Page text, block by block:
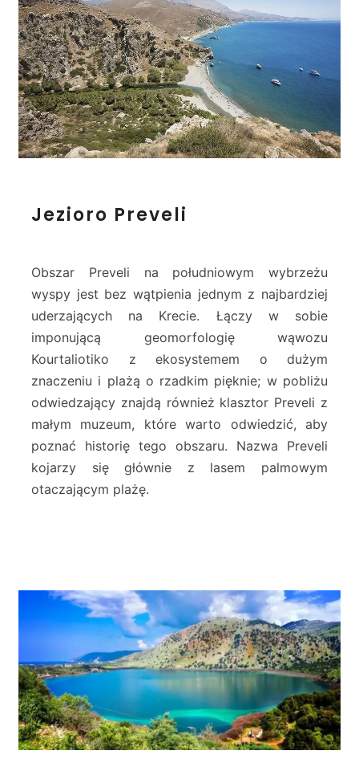
o
r
o
P
r
e
v
l
Jezioro Preveli
Obszar Preveli na południowym wybrzeżu
wyspy jest bez wątpienia jednym z najbardziej
uderzających na Krecie. Łączy w sobie
imponującą geomorfologię wąwozu
Kourtaliotiko z ekosystemem o dużym
znaczeniu i plażą o rzadkim pięknie; w pobliżu
odwiedzający znajdą również klasztor Preveli z
małym muzeum, które warto odwiedzić, aby
poznać historię tego obszaru. Nazwa Preveli
kojarzy się głównie z lasem palmowym
otaczającym plażę.